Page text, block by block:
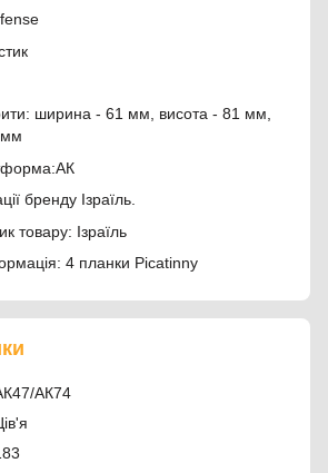
ширина - 61 мм, висота - 81 мм,
бренду Ізраїль.
товару: Ізраїль
4 планки Picatinny
АК74